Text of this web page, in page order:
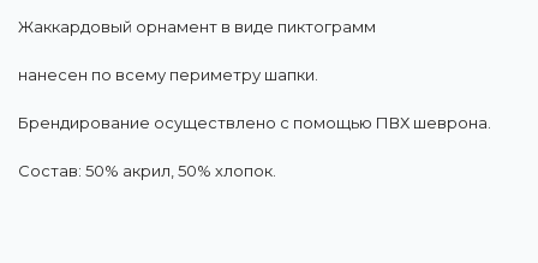
Жаккардовый орнамент в виде пиктограмм
нанесен по всему периметру шапки.
Брендирование осуществлено с помощью ПВХ шеврона.
Состав: 50% акрил, 50% хлопок.